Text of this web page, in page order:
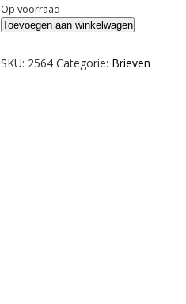
Op voorraad
Verburg,
(ed.).
Toevoegen aan winkelwagen
SKU: 2564 Categorie: Brieven